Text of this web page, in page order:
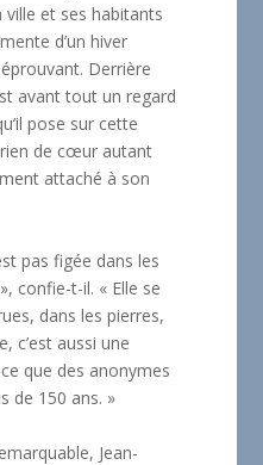
et ses habitants
d’un hiver
Derrière
avant tout un regard
pose sur cette
de cœur autant
attaché à son
pas figée dans les
confie-t-il. « Elle se
dans les pierres,
c’est aussi une
que des anonymes
de 150 ans. »
Jean-